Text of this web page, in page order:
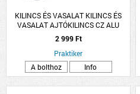
KILINCS ÉS VASALAT KILINCS ÉS
VASALAT AJTÓKILINCS CZ ALU
FEKETE LANA ROZETTÁS
2 999 Ft
Praktiker
A bolthoz
Info